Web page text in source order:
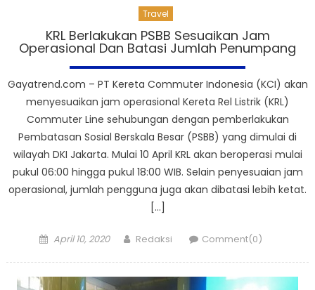
Travel
KRL Berlakukan PSBB Sesuaikan Jam
Operasional Dan Batasi Jumlah Penumpang
Gayatrend.com – PT Kereta Commuter Indonesia (KCI) akan
menyesuaikan jam operasional Kereta Rel Listrik (KRL)
Commuter Line sehubungan dengan pemberlakukan
Pembatasan Sosial Berskala Besar (PSBB) yang dimulai di
wilayah DKI Jakarta. Mulai 10 April KRL akan beroperasi mulai
pukul 06:00 hingga pukul 18:00 WIB. Selain penyesuaian jam
operasional, jumlah pengguna juga akan dibatasi lebih ketat.
[…]
Posted
April 10, 2020 Author
Redaksi Comment(0)